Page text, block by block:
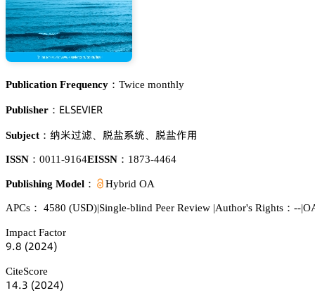
Publication Frequency： Twice monthly
Publisher： 乊欄偌乊妯喊乊葤
Subject： 趋㟅苰罀 䡳㷥忚㬾 䡳㷥傒懟
ISSN： 0011-9164EISSN： 1873-4464
Publishing Model： Hybrid OA
APCs： 4580 (USD)|Single-blind Peer Review |Author's Rights：--|
Impact Factor
䟕.躭 (缗蔡缗鋺)
CiteScore
声鋺.杚 (缗蔡缗鋺)